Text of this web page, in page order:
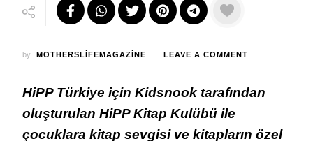
by MOTHERSLIFEMAGAZINE LEAVE A COMMENT
KİTAP
BÜYÜYOR
HiPP Türkiye için Kidsnook tarafından
oluşturulan HiPP Kitap Kulübü ile
çocuklara kitap sevgisi ve kitapların özel